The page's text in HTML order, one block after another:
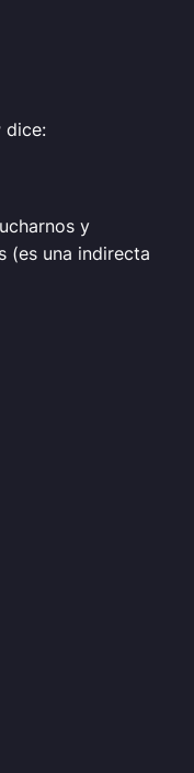
dice:
y
(es una indirecta